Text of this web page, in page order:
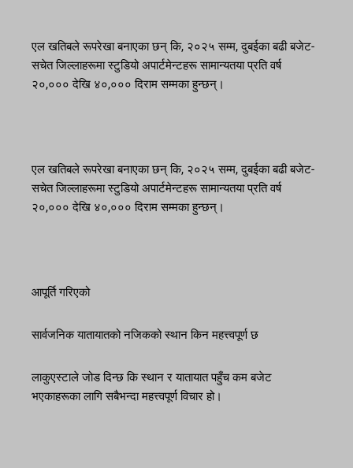
एल खतिबले रूपरेखा बनाएका छन् कि, २०२५ सम्म, दुबईका बढी बजेट-
सचेत जिल्लाहरूमा स्टुडियो अपार्टमेन्टहरू सामान्यतया प्रति वर्ष
२०,००० देखि ४०,००० दिराम सम्मका हुन्छन्।
एल खतिबले रूपरेखा बनाएका छन् कि, २०२५ सम्म, दुबईका बढी बजेट-
सचेत जिल्लाहरूमा स्टुडियो अपार्टमेन्टहरू सामान्यतया प्रति वर्ष
२०,००० देखि ४०,००० दिराम सम्मका हुन्छन्।
आपूर्ति गरिएको
सार्वजनिक यातायातको नजिकको स्थान किन महत्त्वपूर्ण छ
लाकुएस्टाले जोड दिन्छ कि स्थान र यातायात पहुँच कम बजेट
भएकाहरूका लागि सबैभन्दा महत्त्वपूर्ण विचार हो।